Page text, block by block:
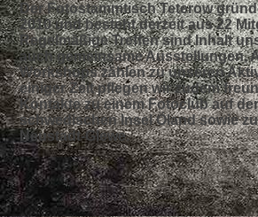
Der Fotostammtisch Teterow
2010 und besteht derzeit aus 22
Regelmäßige Treffen sind Inhalt
auch gemeinsame Ausstellungen,
Workshops zählen zu unseren
einiger Zeit pflegen wir zudem
Kontakte zu einem Fotoclub auf
schwedischen Insel Öland sowie
Neustadt-Glewe.